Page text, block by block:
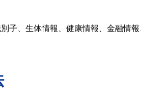
子、生体情報、健康情報、金融